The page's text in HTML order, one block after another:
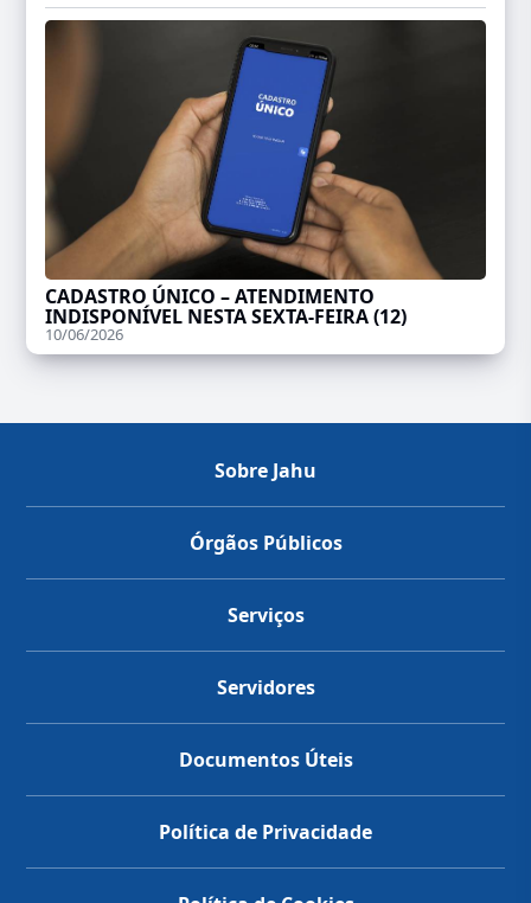
CADASTRO ÚNICO – ATENDIMENTO
INDISPONÍVEL NESTA SEXTA-FEIRA (12)
10/06/2026
Sobre Jahu
Órgãos Públicos
Serviços
Servidores
Documentos Úteis
Política de Privacidade